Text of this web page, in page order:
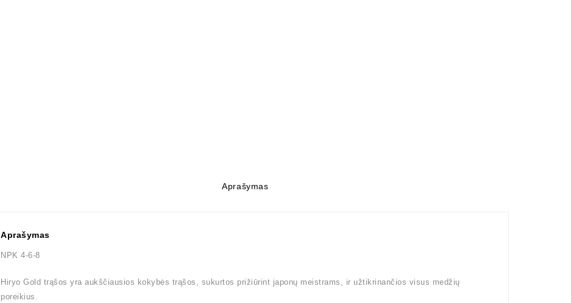
Aprašymas
Aprašymas
NPK 4-6-8
Hiryo Gold trąšos yra aukščiausios kokybės trąšos, sukurtos prižiūrint japonų meistrams, ir užtikrinančios visus medžių
poreikius.